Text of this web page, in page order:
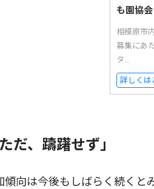
も園協会
相模原市
募集にあ
タ...
詳しくは
ただ、躊躇せず」
向は今後もしばらく続くと